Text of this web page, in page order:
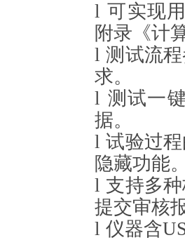
l 可实现
附录《计
l 测试流
求。
l 测试一
据。
l 试验过
隐藏功能
l 支持多
提交审核
l 仪器含